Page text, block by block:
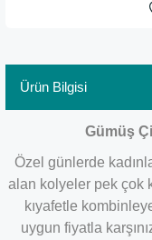
Ürün Bilgisi
Gümüş
Özel günlerde
alan kolyeler pek çok
kıyafetle
uygun fiyatla